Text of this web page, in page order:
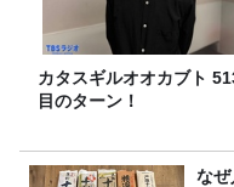
カタスギルオオカブト
目のターン！
な